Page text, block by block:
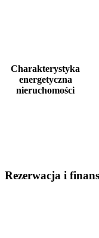
Charakterystyka
energetyczna
nieruchomości
Rezerwacja i